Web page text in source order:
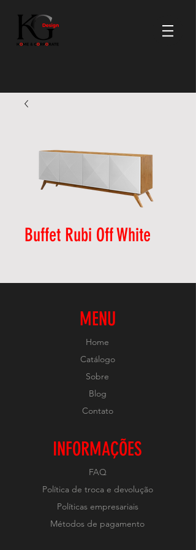
Buffet Rubi Off White
MENU
Home
Catálogo
Sobre
Blog
Contato
INFORMAÇÕES
FAQ
Política de troca e devolução
Políticas empresariais
Métodos de pagamento